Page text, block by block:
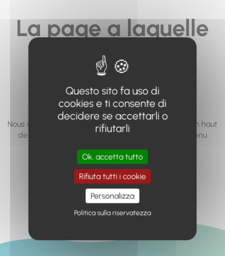
La page a laquelle
vous cherchez à
accéder n'existe
pas... ou plus.
Nous vous invitons à utiliser le moteur de recherche en haut
de page, ou à utiliser le menu pour trouver le contenu
Retour à l'accueil
Questo sito fa uso di
cookies e ti consente di
decidere se accettarli o
rifiutarli
Ok, accetta tutto
Rifiuta tutti i cookie
Personalizza
Politica sulla riservatezza